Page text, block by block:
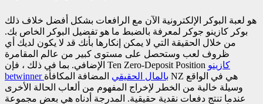
هو لعبة البوكر الإلكترونية الآن مع الرافعات بشكل أفضل خلاف ذلك
بوكر كازينو جوكر لمعرفة بالضبط ما هو تفضيل البوكر الخاص بك.
من خلال الحقيقة التي لا يمكن إنكارها بأنك قد لا يكون لديك أي
ظروف لعب وستحصل على مستوى كبير من عالم المقامرة
الإضافي. بما في ذلك ، فإن Ten Zero-Deposit Position كازينو
betwinner بالمال الحقيقي المضافة المكافأة NZ هي في الواقع
وسيلة خالية من الخطر لإخراج المفهوم من ألعاب الحالة الأخرى
عندما تنتج دفعات نقدية حقيقية. المدرجة أدناه هي بعض مجموعة